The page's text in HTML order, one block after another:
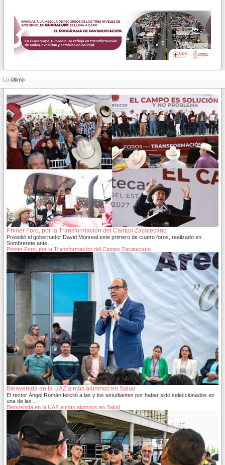
Lo último
Primer Foro, por la Transformación del Campo Zacatecano
Presidió el gobernador David Monreal este primero de cuatro foros, realizado en
Sombrerete,ante…
Primer Foro, por la Transformación del Campo Zacatecano
Bienvenida en la UAZ a más alumnos en Salud
El rector Ángel Román felicitó a las y los estudiantes por haber sido seleccionados en
una de las…
Bienvenida en la UAZ a más alumnos en Salud